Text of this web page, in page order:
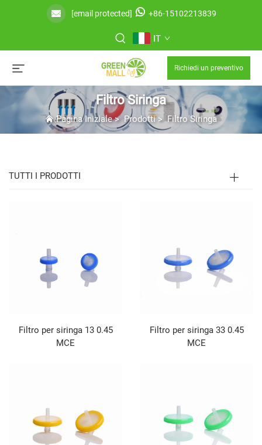
[email protected] +86-15102213839
IT
Richiedi un preventivo
Filtro Siringa
Pagina Iniziale> Prodotti>Filtro Siringa
TUTTI I PRODOTTI
Filtro per siringa 13 0.45
MCE
Filtro per siringa 33 0.45
MCE